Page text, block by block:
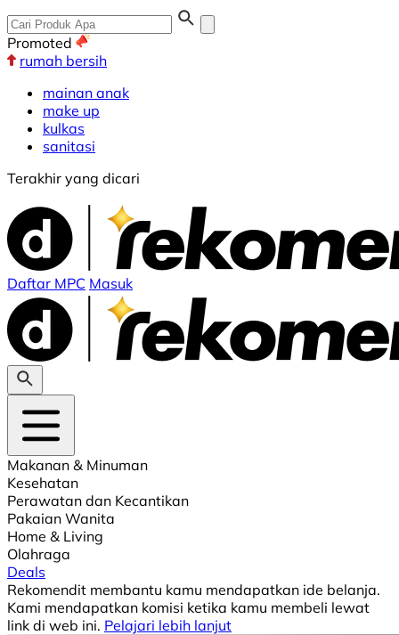
Promoted
rumah bersih
mainan anak
make up
kulkas
sanitasi
Terakhir yang dicari
Daftar MPC Masuk
Makanan & Minuman
Kesehatan
Perawatan dan Kecantikan
Pakaian Wanita
Home & Living
Olahraga
Deals
Rekomendit membantu kamu mendapatkan ide belanja.
Kami mendapatkan komisi ketika kamu membeli lewat
link di web ini. Pelajari lebih lanjut